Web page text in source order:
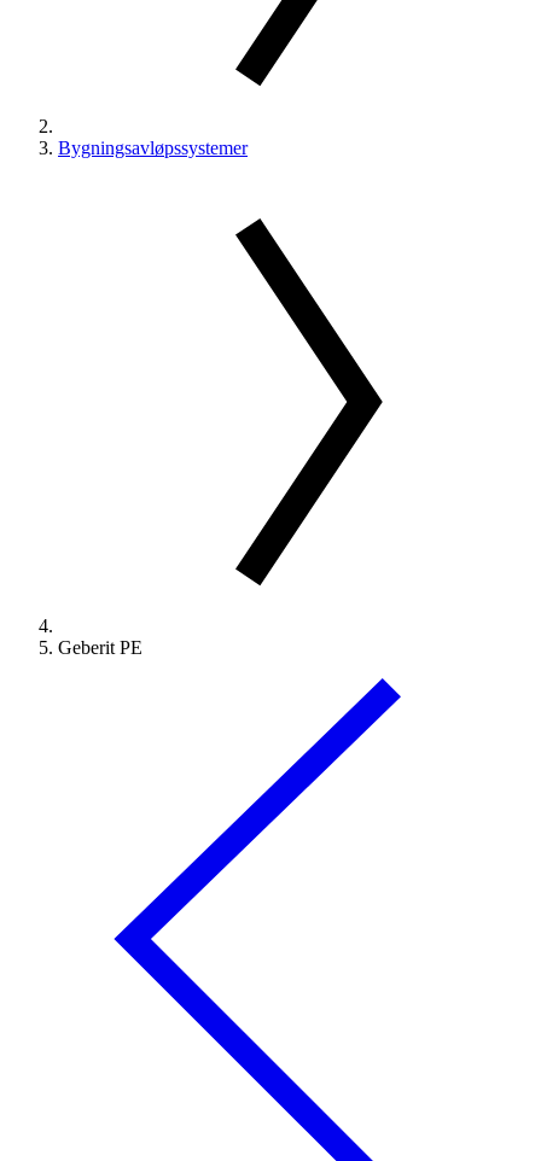
Bygningsavløpssystemer
Geberit PE